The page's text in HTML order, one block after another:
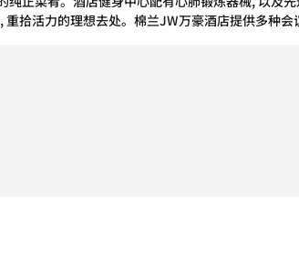
重拾活力的理想去处。棉兰JW万豪酒店提供多种